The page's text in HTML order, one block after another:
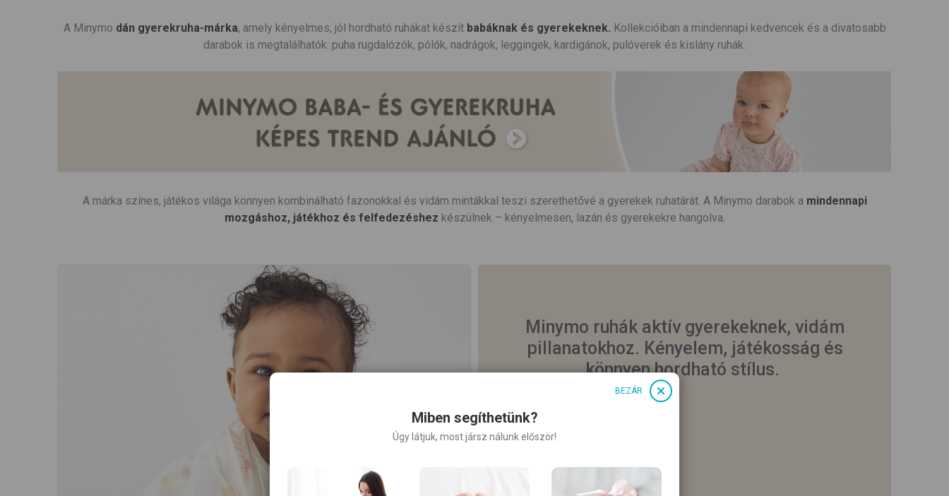
A Minymo dán gyerekruha-márka, amely kényelmes, jól hordható ruhákat készít babáknak és gyerekeknek. Kollekcióiban a mindennapi kedvencek és a divatosabb
darabok is megtalálhatók: puha rugdalózók, pólók, nadrágok, leggingek, kardigánok, pulóverek és kislány ruhák.
A márka színes, játékos világa könnyen kombinálható fazonokkal és vidám mintákkal teszi szerethetővé a gyerekek ruhatárát. A Minymo darabok a mindennapi
mozgáshoz, játékhoz és felfedezéshez készülnek – kényelmesen, lazán és gyerekekre hangolva.
Minymo ruhák aktív gyerekeknek, vidám
pillanatokhoz. Kényelem, játékosság és
könnyen hordható stílus.
Miben segíthetünk?
Úgy látjuk, most jársz nálunk először!
BEZÁR